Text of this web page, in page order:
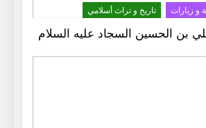
و زيارات تاريخ و تراث أسلامي
بن الحسين السجاد عليه السلام